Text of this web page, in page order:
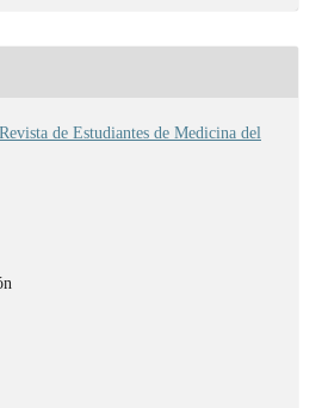
de Estudiantes de Medicina del